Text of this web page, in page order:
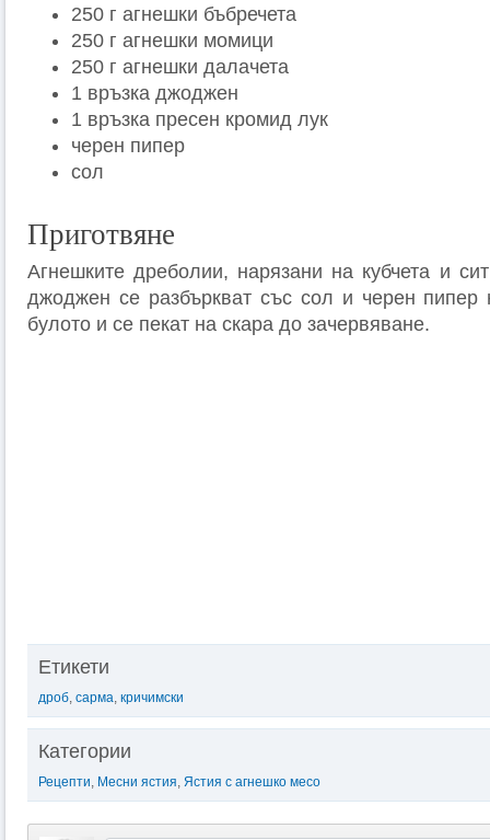
250 г агнешки бъбречета
250 г агнешки момици
250 г агнешки далачета
1 връзка джоджен
1 връзка пресен кромид лук
черен пипер
сол
Приготвяне
Агнешките дреболии, нарязани на кубчета и
джоджен се разбъркват със сол и черен пипер
булото и се пекат на скара до зачервяване.
Етикети
дроб, сарма, кричимски
Категории
Рецепти, Месни ястия, Ястия с агнешко месо